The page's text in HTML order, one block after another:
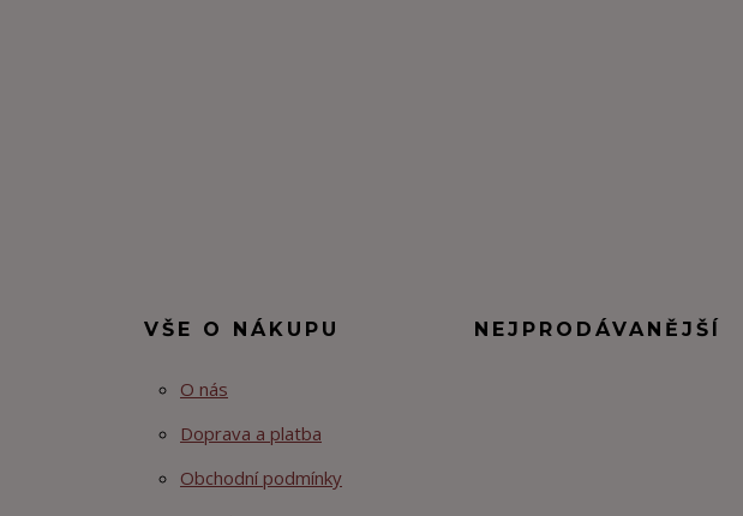
VŠE O NÁKUPU
O nás
Doprava a platba
Obchodní podmínky
NEJPRODÁVANĚJŠÍ